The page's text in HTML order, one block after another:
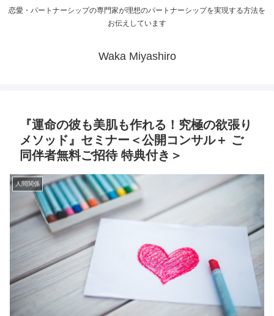
恋愛・パートナーシップの専門家が理想のパートナーシップを実現する方法を
お伝えしています
Waka Miyashiro
『運命の彼も美肌も作れる！究極の欲張り
メソッド』セミナー＜公開コンサル＋ ご
同伴者無料ご招待 特典付き＞
人間関係